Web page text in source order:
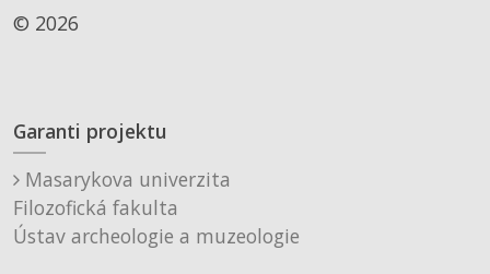
© 2026
Garanti projektu
Masarykova univerzita
Filozofická fakulta
Ústav archeologie a muzeologie